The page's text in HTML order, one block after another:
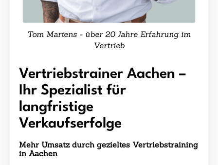
Vertriebstrainer Aachen –
Ihr Spezialist für
langfristige
Verkaufserfolge
Mehr Umsatz durch gezieltes Vertriebstraining
in Aachen
Tom Martens - über 20 Jahre Erfahrung im
Vertrieb